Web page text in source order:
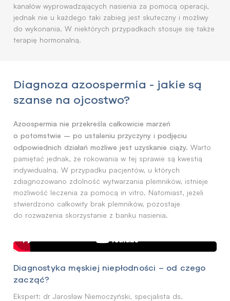
kanałów wyprowadzających nasienia za pomocą operacji,
jednak nie u każdego taki zabieg jest skuteczny i możliwy
do wykonania. W niektórych przypadkach stosuje się także
terapię hormonalną.
Diagnoza azoospermia - jakie są
szanse na ojcostwo?
Azoospermia nie przekreśla całkowicie marzeń
o potomstwie – po ustaleniu przyczyny i podjęciu
odpowiednich działań możliwe jest uzyskanie ciąży. Warto
pamiętać jednak, że rokowania w tej sprawie są kwestią
indywidualną. W przypadku pacjentów, u których
zdiagnozowano zdolność wytwarzania plemników, istnieje
możliwość leczenia za pomocą in vitro. Natomiast, jeżeli
stwierdzono całkowity brak plemników, pozostaje
do rozważenia skorzystanie z banku nasienia.
Diagnostyka męskiej niepłodności – od czego
zacząć?
Ekspert: dr Jarosław Niemoczyński, specjalista ds.